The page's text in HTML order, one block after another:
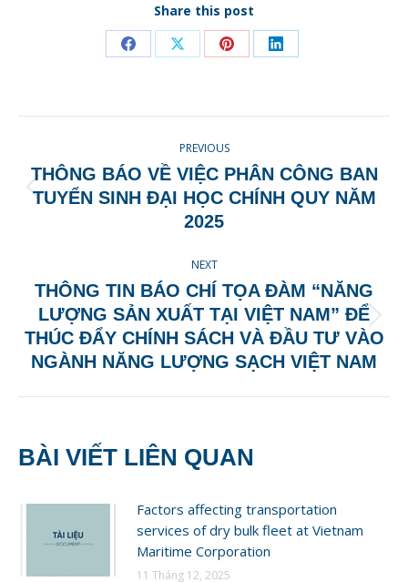
Share this post
Share
Facebook
Share
X
Share
Pinterest
Share
LinkedIn
NAVIGATION
PREVIOUS
Previous
post:
THÔNG BÁO VỀ VIỆC PHÂN CÔNG BAN
TUYỂN SINH ĐẠI HỌC CHÍNH QUY NĂM
2025
NEXT
Next
post:
THÔNG TIN BÁO CHÍ TỌA ĐÀM “NĂNG
LƯỢNG SẢN XUẤT TẠI VIỆT NAM” ĐỂ
THÚC ĐẨY CHÍNH SÁCH VÀ ĐẦU TƯ VÀO
NGÀNH NĂNG LƯỢNG SẠCH VIỆT NAM
BÀI VIẾT LIÊN QUAN
Factors affecting transportation
services of dry bulk fleet at Vietnam
Maritime Corporation
11 Tháng 12, 2025